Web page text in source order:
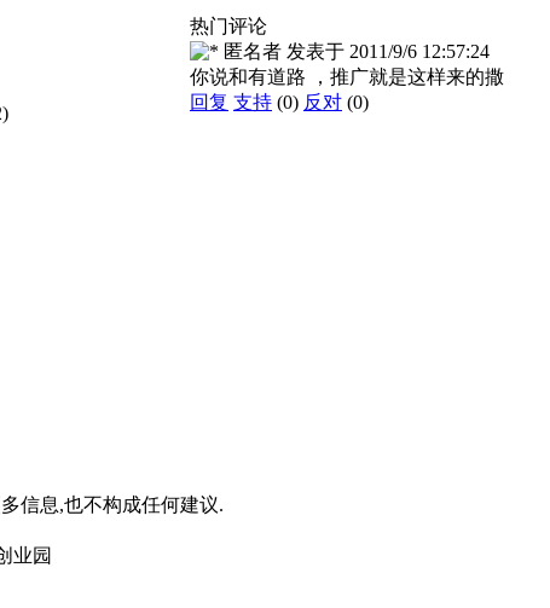
热门评论
匿名者 发表于 2011/9/6 12:57:24
你说和有道路 ，推广就是这样来的撒
回复 支持 (0) 反对 (0)
信息,也不构成任何建议.
业园